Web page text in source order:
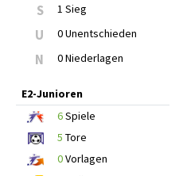
S 1 Sieg
U 0 Unentschieden
N 0 Niederlagen
E2-Junioren
6Spiele
5 Tore
0Vorlagen